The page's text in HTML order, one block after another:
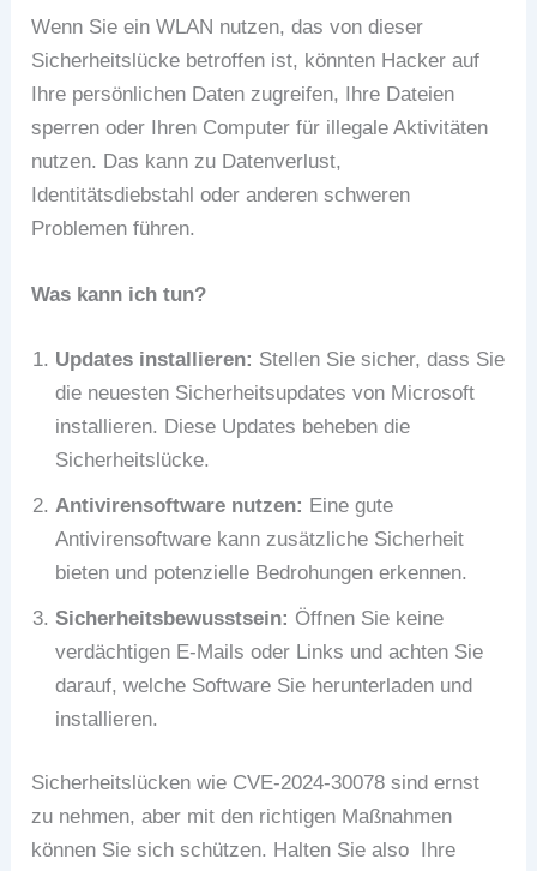
Wenn Sie ein WLAN nutzen, das von dieser
Sicherheitslücke betroffen ist, könnten Hacker auf
Ihre persönlichen Daten zugreifen, Ihre Dateien
sperren oder Ihren Computer für illegale Aktivitäten
nutzen. Das kann zu Datenverlust,
Identitätsdiebstahl oder anderen schweren
Problemen führen.
Was kann ich tun?
Updates installieren: Stellen Sie sicher, dass Sie
die neuesten Sicherheitsupdates von Microsoft
installieren. Diese Updates beheben die
Sicherheitslücke.
Antivirensoftware nutzen: Eine gute
Antivirensoftware kann zusätzliche Sicherheit
bieten und potenzielle Bedrohungen erkennen.
Sicherheitsbewusstsein: Öffnen Sie keine
verdächtigen E-Mails oder Links und achten Sie
darauf, welche Software Sie herunterladen und
installieren.
Sicherheitslücken wie CVE-2024-30078 sind ernst
zu nehmen, aber mit den richtigen Maßnahmen
können Sie sich schützen. Halten Sie also Ihre